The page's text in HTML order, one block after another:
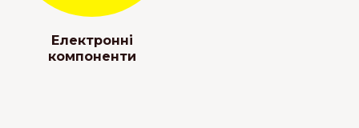
Електронні
компоненти